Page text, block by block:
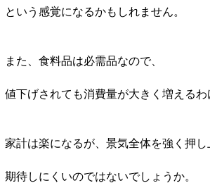
という感覚になるかもしれません。
また、食料品は必需品なので、
値下げされても消費量が大きく増えるわ
家計は楽になるが、景気全体を強く押
期待しにくいのではないでしょうか。